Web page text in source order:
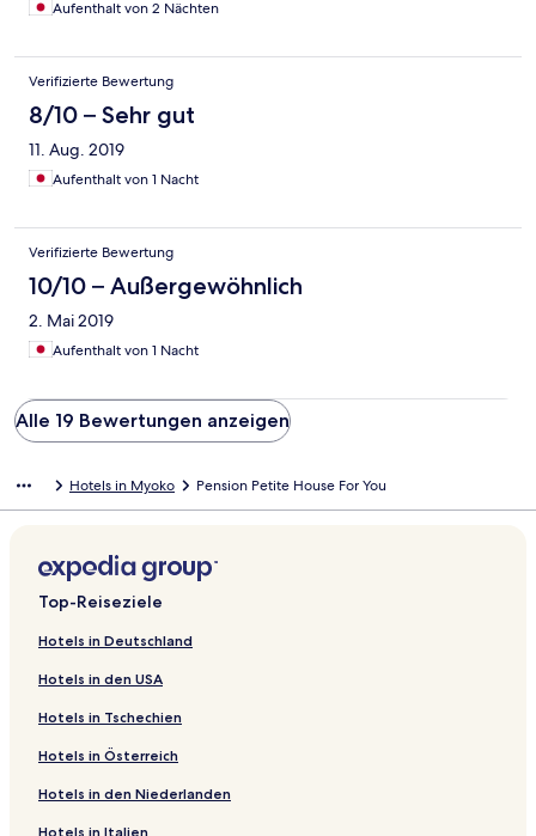
Aufenthalt von 2 Nächten
Verifizierte Bewertung
8/10 – Sehr gut
11. Aug. 2019
Aufenthalt von 1 Nacht
Verifizierte Bewertung
10/10 – Außergewöhnlich
2. Mai 2019
Aufenthalt von 1 Nacht
Alle 19 Bewertungen anzeigen
Hotels in Myoko Pension Petite House For You
Top-Reiseziele
Hotels in Deutschland
Hotels in den USA
Hotels in Tschechien
Hotels in Österreich
Hotels in den Niederlanden
Hotels in Italien